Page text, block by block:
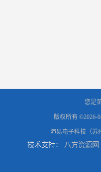
您是
版权所有 ©2026-
沛易电子科技（苏
技术支持： 八方资源网